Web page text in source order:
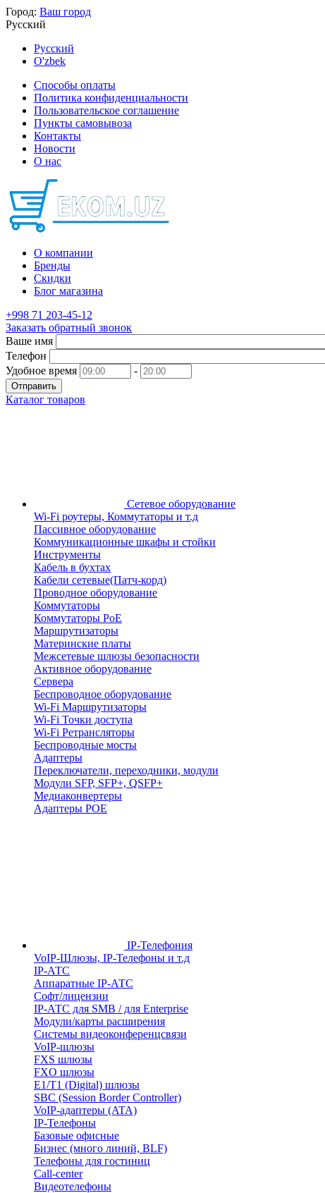
Город: Ваш город
Русский
Русский
O'zbek
Способы оплаты
Политика конфиденциальности
Пользовательское соглашение
Пункты самовывоза
Контакты
Новости
О нас
О компании
Бренды
Скидки
Блог магазина
+998 71 203-45-12
Заказать обратный звонок
Ваше имя
Телефон
Удобное время
-
Отправить
Каталог товаров
Сетевое оборудование
Wi-Fi роутеры, Коммутаторы и т.д
Пассивное оборудование
Коммуникационные шкафы и стойки
Инструменты
Кабель в бухтах
Кабели сетевые(Патч-корд)
Проводное оборудование
Коммутаторы
Коммутаторы PoE
Маршрутизаторы
Материнские платы
Межсетевые шлюзы безопасности
Активное оборудование
Сервера
Беспроводное оборудование
Wi-Fi Маршрутизаторы
Wi-Fi Точки доступа
Wi-Fi Ретрансляторы
Беспроводные мосты
Адаптеры
Переключатели, переходники, модули
Модули SFP, SFP+, QSFP+
Медиаконвертеры
Адаптеры POE
IP-Телефония
VoIP-Шлюзы, IP-Телефоны и т.д
IP-АТС
Аппаратные IP-АТС
Софт/лицензии
IP-АТС для SMB / для Enterprise
Модули/карты расширения
Системы видеоконференцсвязи
VoIP-шлюзы
FXS шлюзы
FXO шлюзы
E1/T1 (Digital) шлюзы
SBC (Session Border Controller)
VoIP-адаптеры (ATA)
IP-Телефоны
Базовые офисные
Бизнес (много линий, BLF)
Телефоны для гостиниц
Call-center
Видеотелефоны